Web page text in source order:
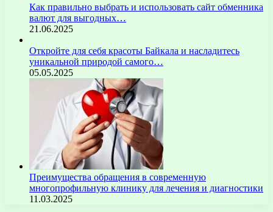
Как правильно выбрать и использовать сайт обменника
валют для выгодных…
21.06.2025
Откройте для себя красоты Байкала и насладитесь
уникальной природой самого…
05.05.2025
Преимущества обращения в современную
многопрофильную клинику для лечения и диагностики
11.03.2025